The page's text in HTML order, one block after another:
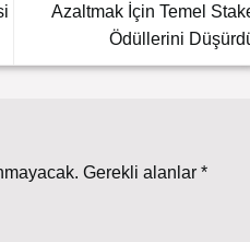
Azaltmak İçin Temel
Ödüllerini
Gerekli alanlar *